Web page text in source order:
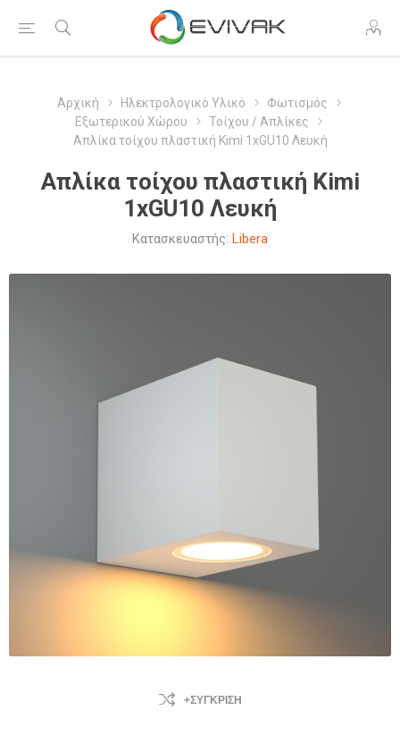
Αρχική Ηλεκτρολογικό Υλικό
Φωτισμός
Εξωτερικού Χώρου
Τοίχου / Απλίκες
Απλίκα τοίχου πλαστική Kimi 1xGU10 Λευκή
Απλίκα τοίχου πλαστική Kimi
1xGU10 Λευκή
Κατασκευαστής: Libera
+ΣΎΓΚΡΙΣΗ